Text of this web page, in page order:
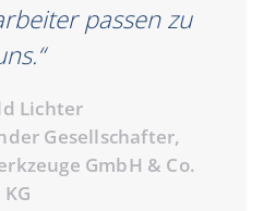
passen zu
Lichter
Gesellschafter,
GmbH & Co.
KG